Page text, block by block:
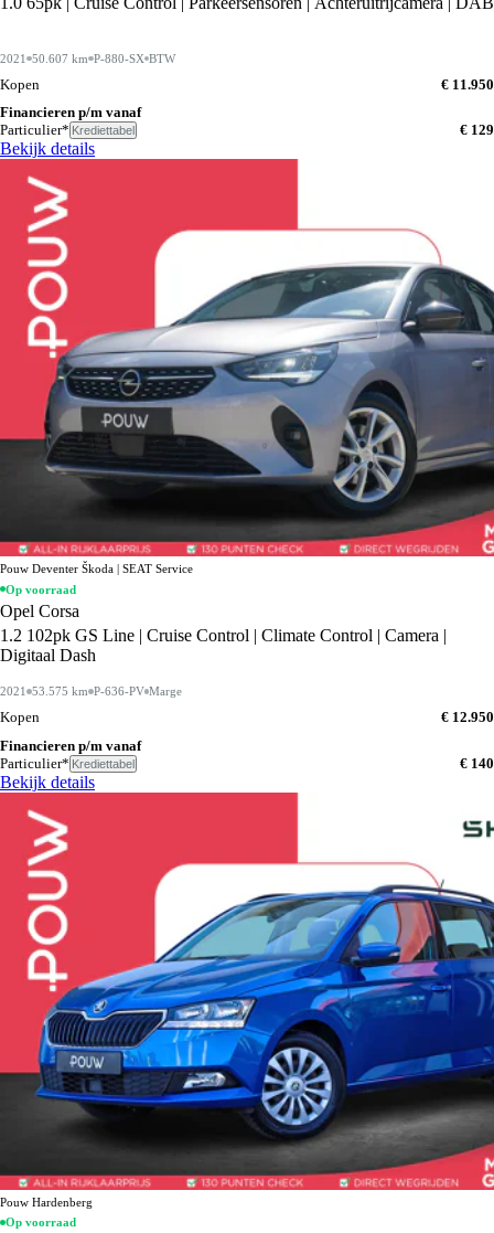
2021 50.607 km P-880-SX BTW
Kopen
€ 11.950
Financieren p/m vanaf
Particulier* Krediettabel € 129
Bekijk details
Pouw Deventer Škoda | SEAT Service
Op voorraad
Opel Corsa
1.2 102pk GS Line | Cruise Control | Climate Control | Camera |
Digitaal Dash
2021 53.575 km P-636-PV Marge
Kopen
€ 12.950
Financieren p/m vanaf
Particulier* Krediettabel € 140
Bekijk details
Pouw Hardenberg
Op voorraad